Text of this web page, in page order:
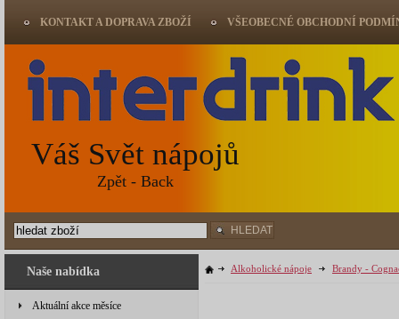
Naše nabídka
Aktuální akce měsíce
Alkoholické nápoje Brandy -
KONTAKT A DOPRAVA ZBOŽÍ VŠEOBECNÉ OBCHODNÍ
Váš Svět nápojů
Zpět - Back
HLEDAT